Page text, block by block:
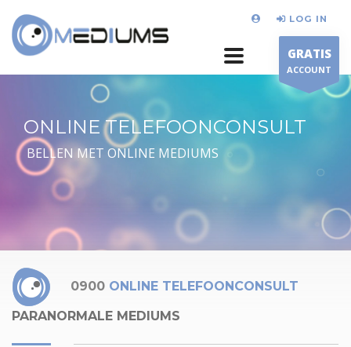
LOG IN
GRATIS
ACCOUNT
ONLINE TELEFOONCONSULT
BELLEN MET ONLINE MEDIUMS
0900 ONLINE TELEFOONCONSULT
PARANORMALE MEDIUMS